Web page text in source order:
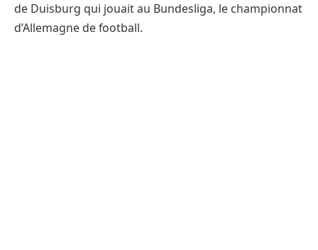
de Duisburg qui jouait au Bundesliga, le championnat
d’Allemagne de football.